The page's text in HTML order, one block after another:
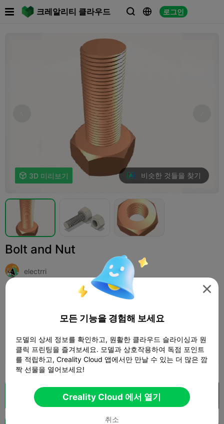
크레알리티 클라우드   로그인
 3D 미리보기 비슷한 것들을 찾기
Bolt and Nut
electrri
Household
더 많은 포인트 획득
클라우드 슬라이스 Creality Cloud 에서 열기

모든 기능을 경험해 보세요
모델의 상세 정보를 확인하고, 원활한 클라우드 슬라이싱과 원
클릭 프린팅을 즐겨보세요. 모델과 상호작용하여 독점 포인트
를 적립하고, Creality Cloud 앱에서만 만날 수 있는 더 많은 깜
짝 선물을 열어보세요!
Creality Cloud 에서 열기
취소